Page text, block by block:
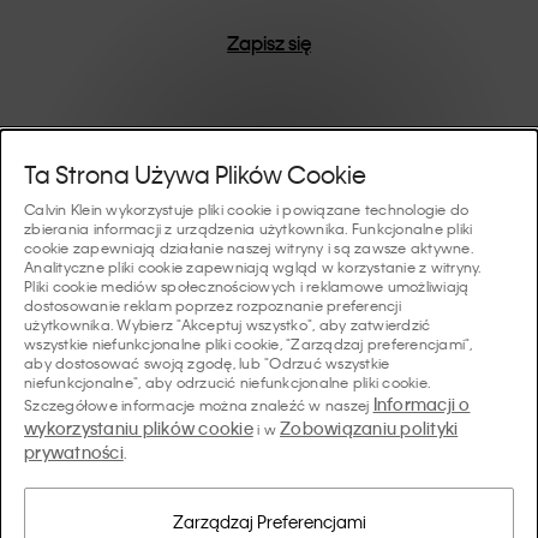
Zapisz się
Pomoc I Wsparcie
FAQ
Status zamówienia
Zamówienia i Dostawa
Zwroty i Zwroty Pieniędzy
Płatności
Tabela Rozmiarów
Kolekcje
#MYCALVINS
Calvin Klein Collection
Calvin Klein Underwear
Calvin Klein Sport
Wskazówki I Poradniki
Przewodnik po bieliźnie damskiej
Przewodnik po bieliźnie męskiej
Przewodnik po krojach jeansów damskich
O Nas
O Marce Calvin Klein
Dane Firmy
Język/ Kraj
Ta Strona Używa Plików Cookie
Calvin Klein wykorzystuje pliki cookie i powiązane technologie do
zbierania informacji z urządzenia użytkownika. Funkcjonalne pliki
cookie zapewniają działanie naszej witryny i są zawsze aktywne.
Analityczne pliki cookie zapewniają wgląd w korzystanie z witryny.
Pliki cookie mediów społecznościowych i reklamowe umożliwiają
dostosowanie reklam poprzez rozpoznanie preferencji
użytkownika. Wybierz "Akceptuj wszystko", aby zatwierdzić
wszystkie niefunkcjonalne pliki cookie, "Zarządzaj preferencjami",
aby dostosować swoją zgodę, lub "Odrzuć wszystkie
niefunkcjonalne", aby odrzucić niefunkcjonalne pliki cookie.
Szczegółowe informacje można znaleźć w naszej Informacji o
wykorzystaniu plików cookiei wZobowiązaniu polityki
prywatności.
Zarządzaj Preferencjami